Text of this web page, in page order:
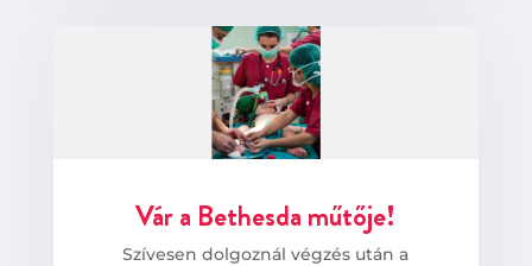
Vár a Bethesda műtője!
Szívesen dolgoznál végzés után a